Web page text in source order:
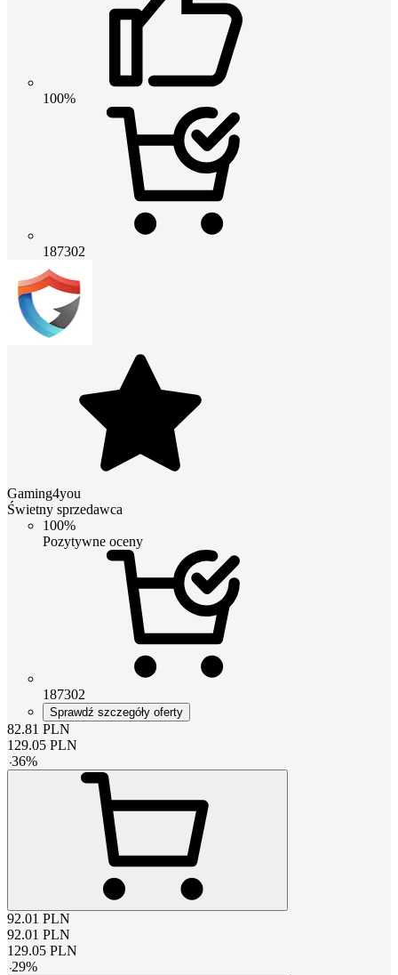
100%
187302
Gaming4you
Świetny sprzedawca
100%
Pozytywne oceny
187302
Sprawdź szczegóły oferty
82.81 PLN
129.05 PLN
-36%
92.01 PLN
92.01 PLN
129.05 PLN
-29%